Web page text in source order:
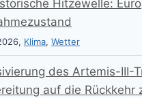
Hitzewelle:
Klima, Wetter
des Artemis-III-
auf die Rückkehr